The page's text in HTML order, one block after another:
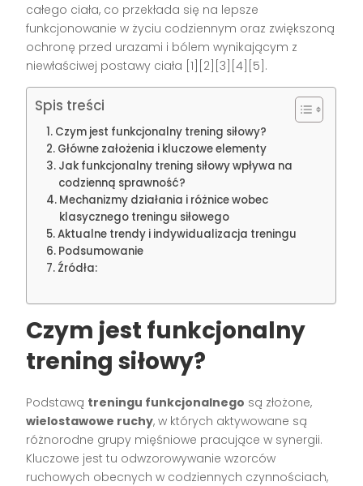
całego ciała, co przekłada się na lepsze
funkcjonowanie w życiu codziennym oraz zwiększoną
ochronę przed urazami i bólem wynikającym z
niewłaściwej postawy ciała [1][2][3][4][5] .
Spis treści
Czym jest funkcjonalny trening siłowy?
Główne założenia i kluczowe elementy
Jak funkcjonalny trening siłowy wpływa na
codzienną sprawność?
Mechanizmy działania i różnice wobec
klasycznego treningu siłowego
Aktualne trendy i indywidualizacja treningu
Podsumowanie
Źródła:
Czym jest funkcjonalny
trening siłowy?
Podstawą treningu funkcjonalnego są złożone,
wielostawowe ruchy, w których aktywowane są
różnorodne grupy mięśniowe pracujące w synergii.
Kluczowe jest tu odwzorowywanie wzorców
ruchowych obecnych w codziennych czynnościach,